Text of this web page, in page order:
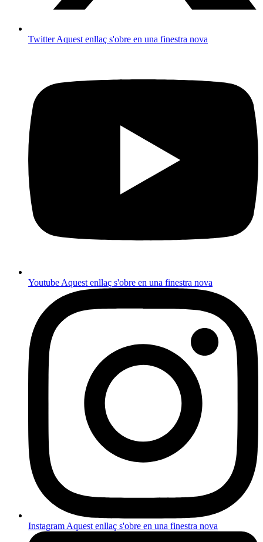
TwitterAquest enllaç s'obre en una finestra nova
Youtube Aquest enllaç s'obre en una finestra nova
Instagram Aquest enllaç s'obre en una finestra nova